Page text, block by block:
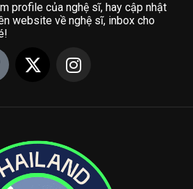
profile của nghệ sĩ, hay cập nhật
website về nghệ sĩ, inbox cho